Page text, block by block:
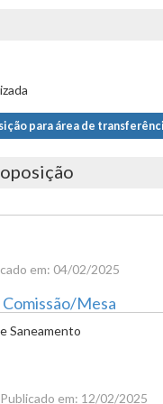
para área de
em: 04/02/2025
Mesa
Saneamento
Publicado em: 12/02/2025